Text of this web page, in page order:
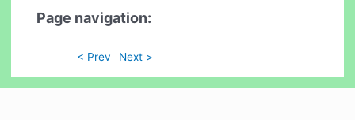
Page navigation:
< Prev Next >